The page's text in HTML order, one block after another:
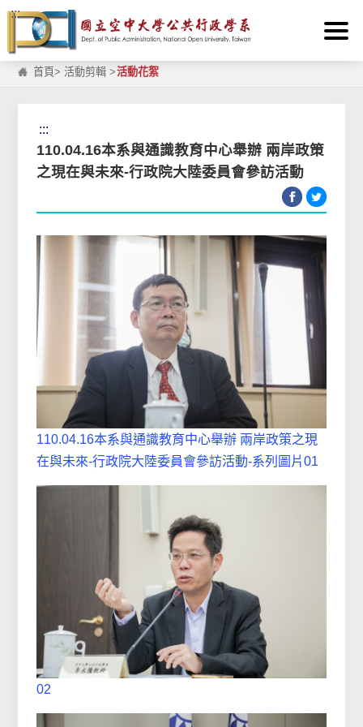
跳到主要內容區塊
:::
首頁>活動剪輯 >活動花絮
:::
110.04.16本系與通識教育中心舉辦 兩岸政策
之現在與未來-行政院大陸委員會參訪活動
110.04.16本系與通識教育中心舉辦 兩岸政策之現
在與未來-行政院大陸委員會參訪活動-系列圖片01
02